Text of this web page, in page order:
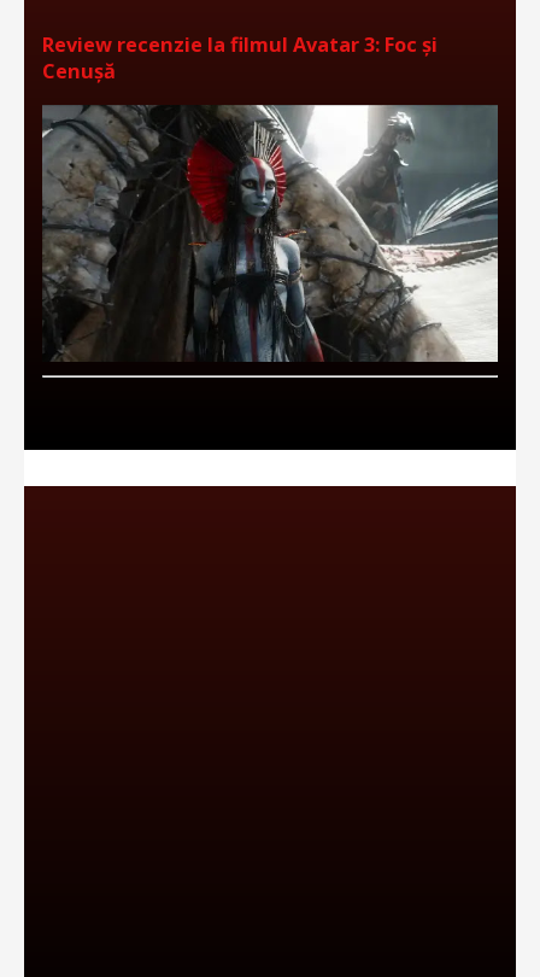
Review recenzie la filmul Avatar 3: Foc și
Cenușă